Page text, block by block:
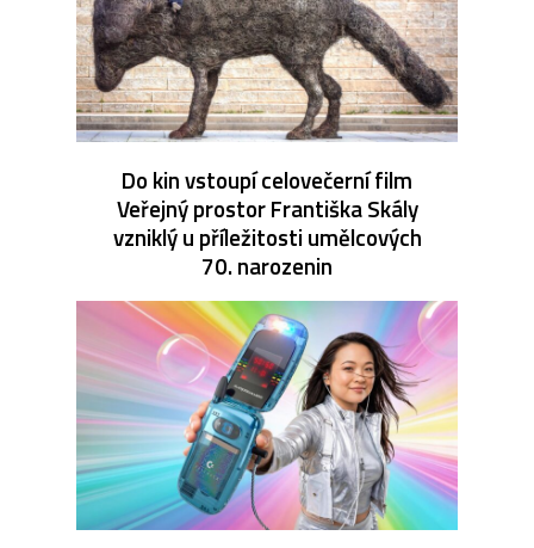
Do kin vstoupí celovečerní film
Veřejný prostor Františka Skály
vzniklý u příležitosti umělcových
70. narozenin